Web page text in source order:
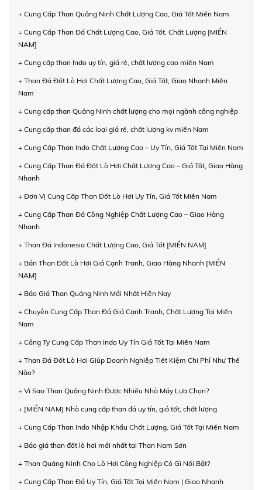
+ Cung Cấp Than Quảng Ninh Chất Lượng Cao, Giá Tốt Miền Nam
+ Cung Cấp Than Đá Chất Lượng Cao, Giá Tốt, Chất Lượng [MIỀN
NAM]
+ Cung cấp than Indo uy tín, giá rẻ, chất lượng cao miền Nam
+ Than Đá Đốt Lò Hơi Chất Lượng Cao, Giá Tốt, Giao Nhanh Miền
Nam
+ Cung cấp than Quảng Ninh chất lượng cho mọi ngành công nghiệp
+ Cung cấp than đá các loại giá rẻ, chất lượng kv miền Nam
+ Cung Cấp Than Indo Chất Lượng Cao – Uy Tín, Giá Tốt Tại Miền Nam
+ Cung Cấp Than Đá Đốt Lò Hơi Chất Lượng Cao – Giá Tốt, Giao Hàng
Nhanh
+ Đơn Vị Cung Cấp Than Đốt Lò Hơi Uy Tín, Giá Tốt Miền Nam
+ Cung Cấp Than Đá Công Nghiệp Chất Lượng Cao – Giao Hàng
Nhanh
+ Than Đá Indonesia Chất Lượng Cao, Giá Tốt [MIỀN NAM]
+ Bán Than Đốt Lò Hơi Giá Cạnh Tranh, Giao Hàng Nhanh [MIỀN
NAM]
+ Báo Giá Than Quảng Ninh Mới Nhất Hiện Nay
+ Chuyên Cung Cấp Than Đá Giá Cạnh Tranh, Chất Lượng Tại Miền
Nam
+ Công Ty Cung Cấp Than Indo Uy Tín Giá Tốt Tại Miền Nam
+ Than Đá Đốt Lò Hơi Giúp Doanh Nghiệp Tiết Kiệm Chi Phí Như Thế
Nào?
+ Vì Sao Than Quảng Ninh Được Nhiều Nhà Máy Lựa Chọn?
+ [MIỀN NAM] Nhà cung cấp than đá uy tín, giá tốt, chất lượng
+ Cung Cấp Than Indo Nhập Khẩu Chất Lượng, Giá Tốt Tại Miền Nam
+ Báo giá than đốt lò hơi mới nhất tại Than Nam Sơn
+ Than Quảng Ninh Cho Lò Hơi Công Nghiệp Có Gì Nổi Bật?
+ Cung Cấp Than Đá Uy Tín, Giá Tốt Tại Miền Nam | Giao Nhanh